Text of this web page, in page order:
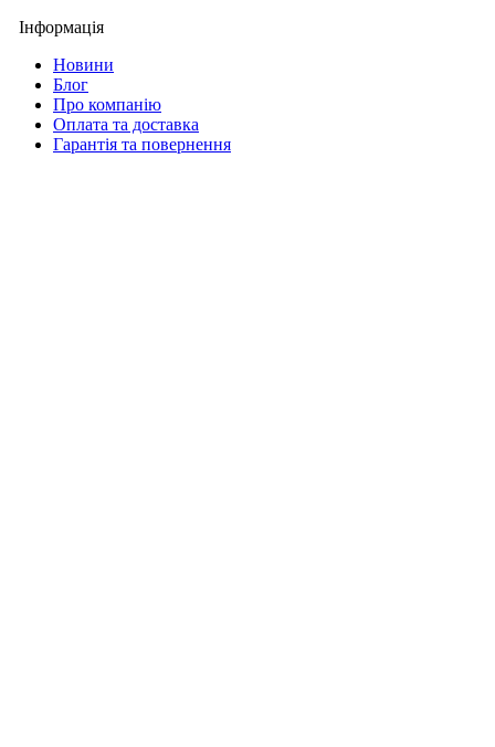
Інформація
Новини
Блог
Про компанію
Оплата та доставка
Гарантія та повернення